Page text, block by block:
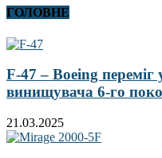
ГОЛОВНЕ
F-47 – Boeing переміг
винищувача 6-го
21.03.2025